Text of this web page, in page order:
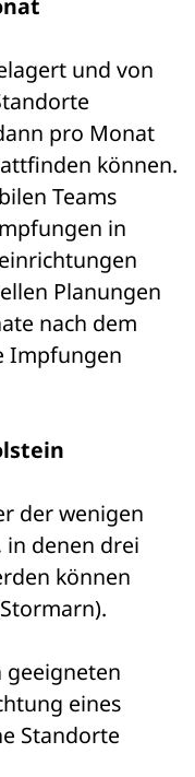
und von
pro Monat
können.
Teams
in
Planungen
nach dem
Impfungen
der wenigen
in denen drei
können
geeigneten
eines
Standorte